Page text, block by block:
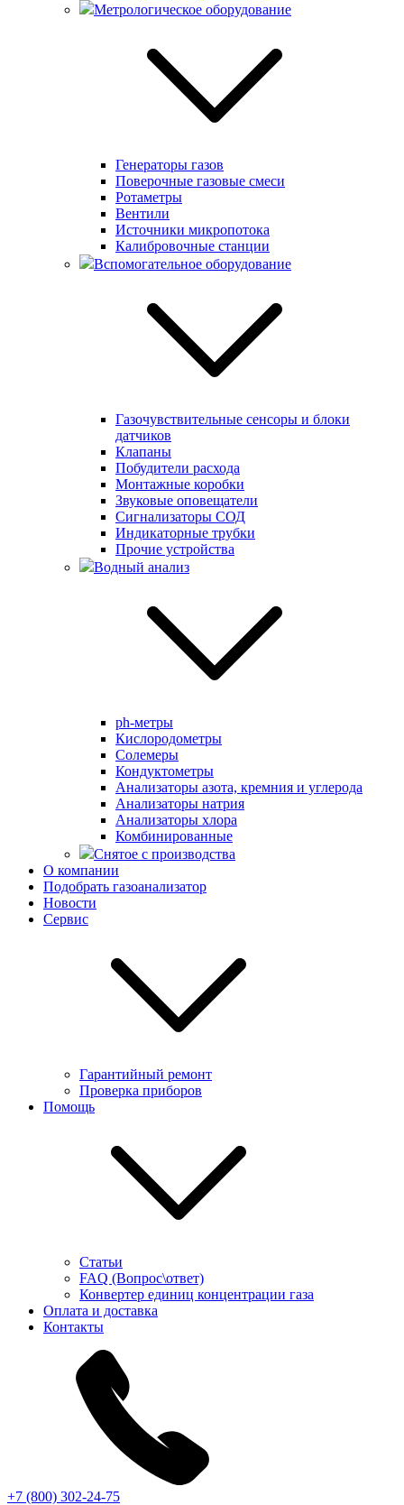
Метрологическое оборудование
Генераторы газов
Поверочные газовые смеси
Ротаметры
Вентили
Источники микропотока
Калибровочные станции
Вспомогательное оборудование
Газочувствительные сенсоры и блоки
датчиков
Клапаны
Побудители расхода
Монтажные коробки
Звуковые оповещатели
Сигнализаторы СОД
Индикаторные трубки
Прочие устройства
Водный анализ
ph-метры
Кислородометры
Солемеры
Кондуктометры
Анализаторы азота, кремния и углерода
Анализаторы натрия
Анализаторы хлора
Комбинированные
Снятое с производства
О компании
Подобрать газоанализатор
Новости
Сервис
Гарантийный ремонт
Проверка приборов
Помощь
Статьи
FAQ (Вопрос\ответ)
Конвертер единиц концентрации газа
Оплата и доставка
Контакты
+7 (800) 302-24-75